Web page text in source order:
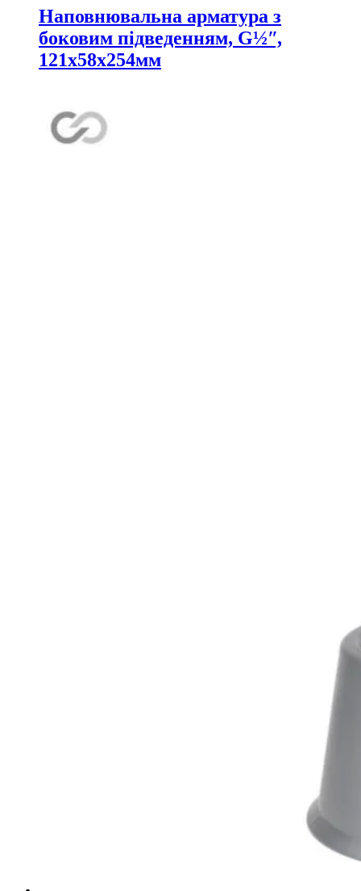
Наповнювальна арматура з
боковим підведенням, G½ʺ,
121х58х254мм